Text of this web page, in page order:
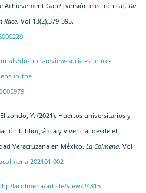
Achievement Gap? [versión electrónica]. Du
Race. Vol 13(2),379-395.
du-bois-review-social-science-
in-the-
Y. (2021). Huertos universitarios y
bibliográfica y vivencial desde el
Veracruzana en México. La Colmena. Vol
lacolmena/article/view/24815